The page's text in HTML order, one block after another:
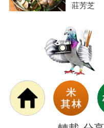
莊芳芝